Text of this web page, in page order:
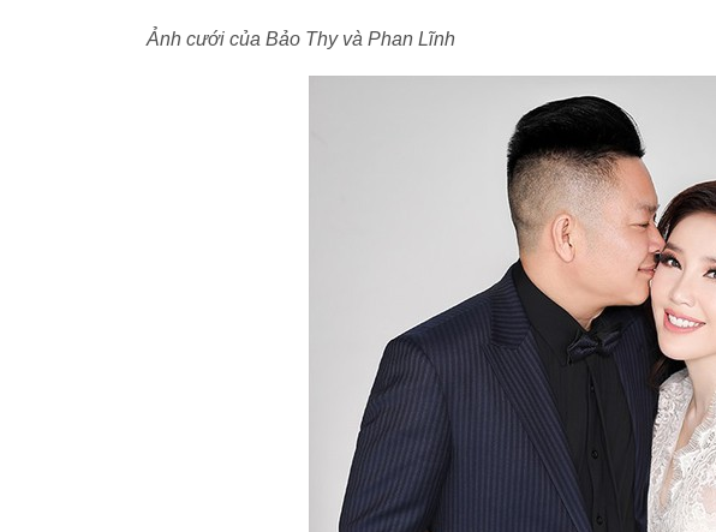
Ảnh cưới của Bảo Thy và Phan Lĩnh